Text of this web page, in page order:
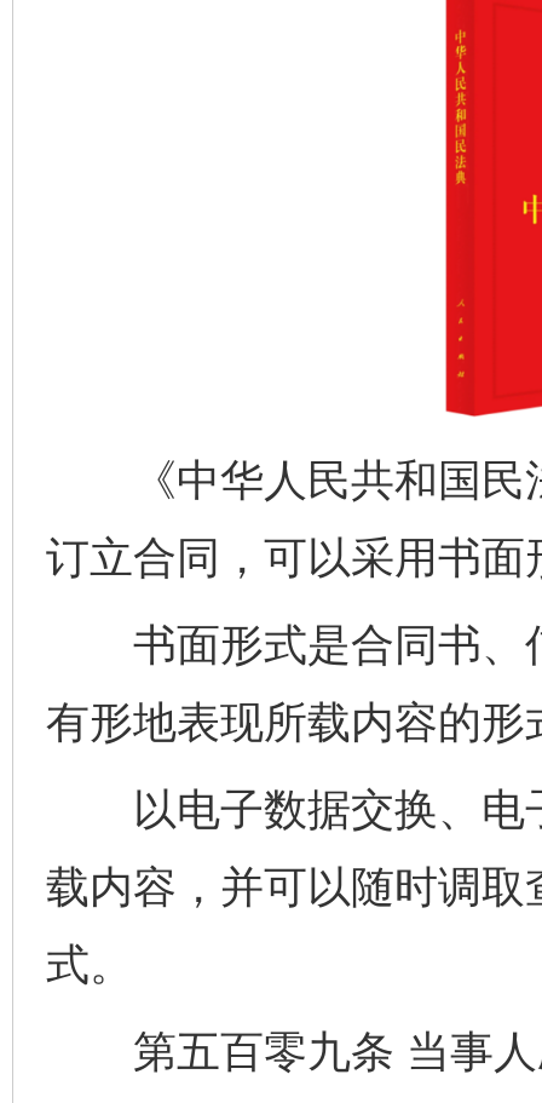
《中华人民共和国民
订立合同，可以采用书
书面形式是合同书、
有形地表现所载内容的形
以电子数据交换、电
载内容，并可以随时调
式。
第五百零九条 当事人